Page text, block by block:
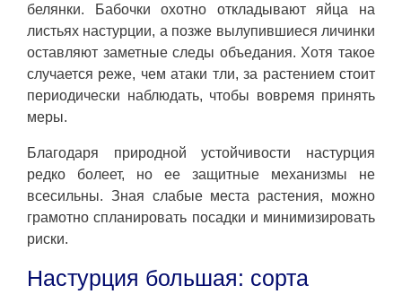
белянки. Бабочки охотно откладывают яйца на
листьях настурции, а позже вылупившиеся личинки
оставляют заметные следы объедания. Хотя такое
случается реже, чем атаки тли, за растением стоит
периодически наблюдать, чтобы вовремя принять
меры.
Благодаря природной устойчивости настурция
редко болеет, но ее защитные механизмы не
всесильны. Зная слабые места растения, можно
грамотно спланировать посадки и минимизировать
риски.
Настурция большая: сорта